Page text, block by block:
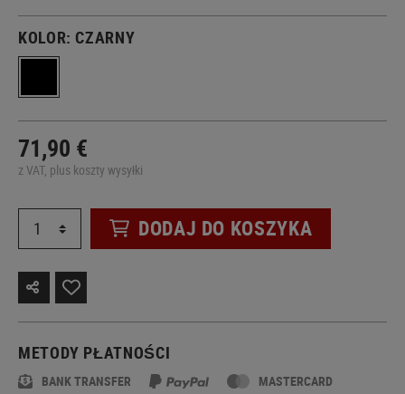
KOLOR: CZARNY
71,90 €
z VAT, plus koszty wysyłki
DODAJ DO KOSZYKA
METODY PŁATNOŚCI
BANK TRANSFER MASTERCARD